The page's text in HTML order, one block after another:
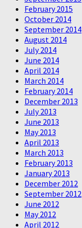
February 2015
October 2014
September 2014
August 2014
July 2014
June 2014
April 2014
March 2014
February 2014
December 2013
July 2013
June 2013
May 2013
April 2013
March 2013
February 2013
January 2013
December 2012
September 2012
June 2012
May 2012
April 2012